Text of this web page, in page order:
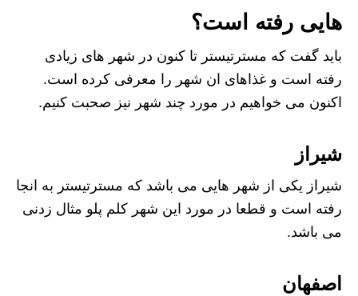
هایی رفته است؟
باید گفت که مسترتیستر تا کنون در شهر های زیادی
رفته است و غذاهای ان شهر را معرفی کرده است.
اکنون می خواهیم در مورد چند شهر نیز صحبت کنیم.
شیراز
شیراز یکی از شهر هایی می باشد که مسترتیستر به انجا
رفته است و قطعا در مورد این شهر کلم پلو مثال زدنی
می باشد.
اصفهان